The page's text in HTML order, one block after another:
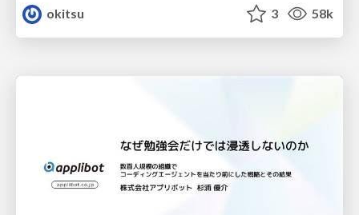
okitsu
3 58k